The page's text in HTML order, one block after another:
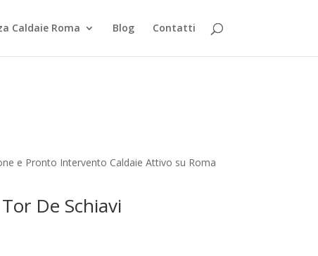
Caldaie Roma Blog Contatti
e Pronto Intervento Caldaie Attivo su Roma
De Schiavi